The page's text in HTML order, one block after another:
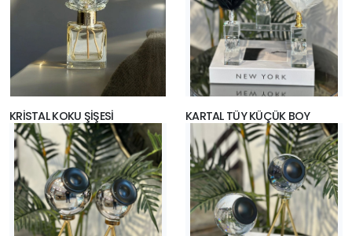
KRİSTAL KOKU ŞİŞESİ KARTAL TÜY KÜÇÜK BOY